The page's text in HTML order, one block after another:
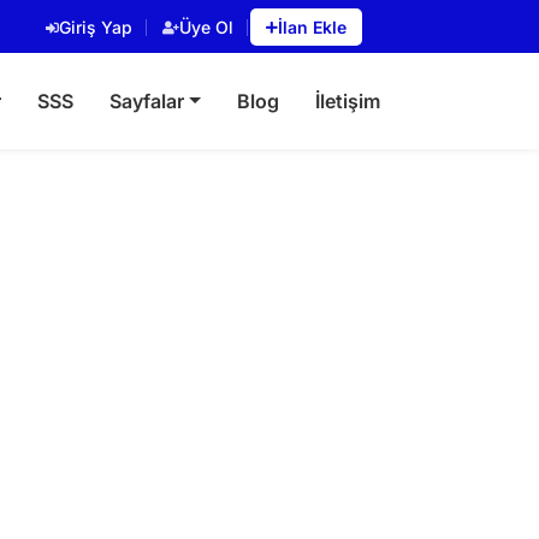
Giriş Yap Üye Ol İlan Ekle
SSS Sayfalar Blog İletişim